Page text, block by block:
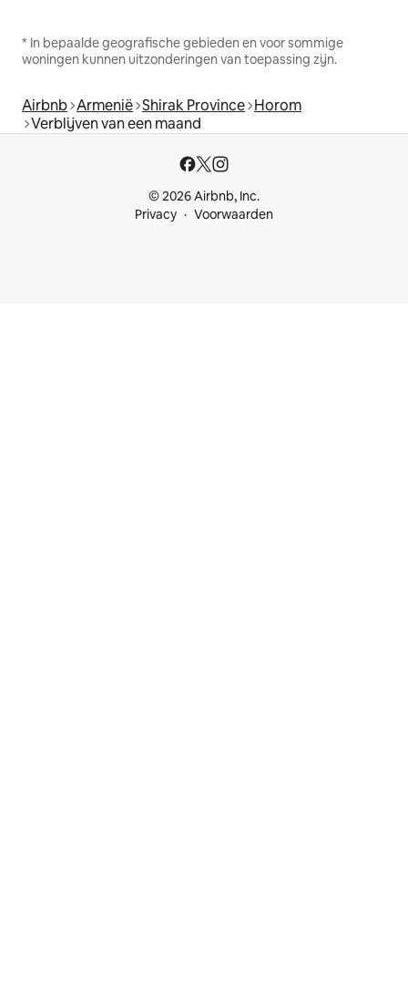
* In bepaalde geografische gebieden en voor sommige
woningen kunnen uitzonderingen van toepassing zijn.
Airbnb Armenië Shirak Province Horom
Verblijven van een maand
© 2026 Airbnb, Inc.
Privacy
Voorwaarden